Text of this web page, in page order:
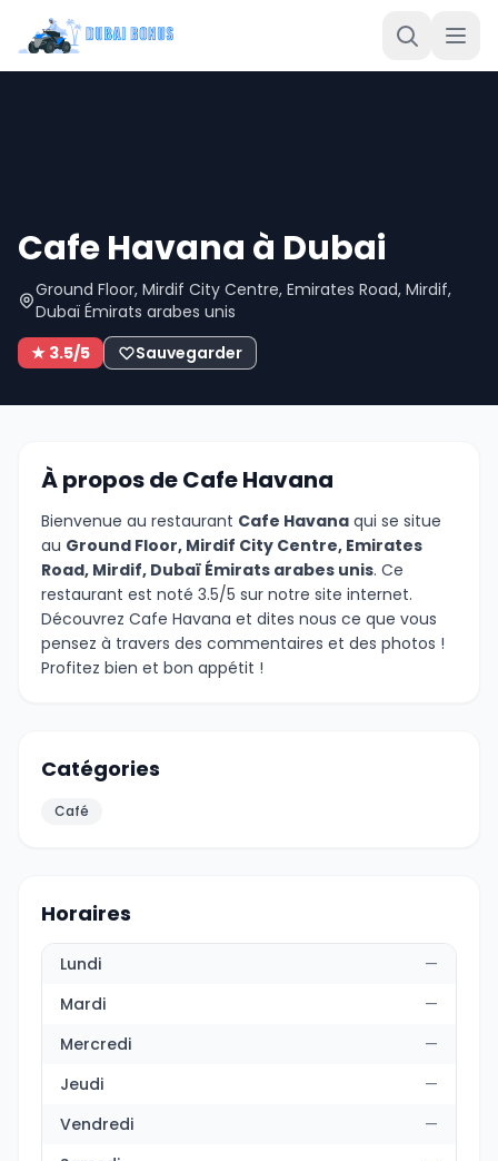
Cafe Havana à Dubai
Ground Floor, Mirdif City Centre, Emirates Road, Mirdif,
Dubaï Émirats arabes unis
★ 3.5/5
Sauvegarder
À propos de Cafe Havana
Bienvenue au restaurant Cafe Havana qui se situe
au Ground Floor, Mirdif City Centre, Emirates
Road, Mirdif, Dubaï Émirats arabes unis. Ce
restaurant est noté 3.5/5 sur notre site internet.
Découvrez Cafe Havana et dites nous ce que vous
pensez à travers des commentaires et des photos !
Profitez bien et bon appétit !
Catégories
Café
Horaires
Lundi
—
Mardi
—
Mercredi
—
Jeudi
—
Vendredi
—